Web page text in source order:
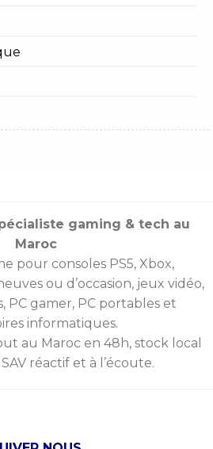
gaming & tech au
Maroc
pour consoles PS5, Xbox,
ou d’occasion, jeux vidéo,
, PC gamer, PC portables et
informatiques.
au Maroc en 48h, stock local
réactif et à l’écoute.